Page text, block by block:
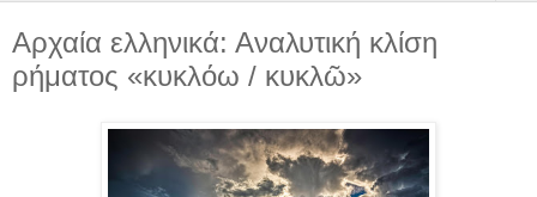
Αρχαία ελληνικά: Αναλυτική κλίση
ρήματος «κυκλόω / κυκλῶ»